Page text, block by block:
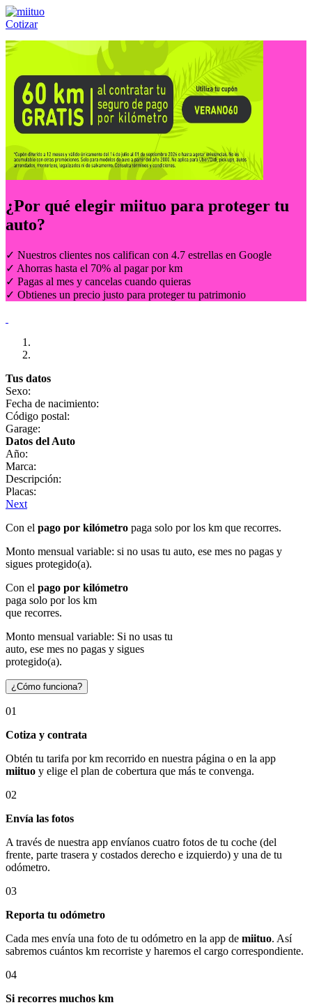
Cotizar
Llámanos al:(55) 84-21-05-00 ó
¿Por qué elegir miituo para proteger tu
auto?
✓ Nuestros clientes nos califican con 4.7 estrellas en Google
✓ Ahorras hasta el 70% al pagar por km
✓ Pagas al mes y cancelas cuando quieras
✓ Obtienes un precio justo para proteger tu patrimonio
Tus datos
Sexo:
Fecha de nacimiento:
Código postal:
Garage:
Datos del Auto
Año:
Marca:
Descripción:
Placas:
Next
Con el pago por kilómetro paga solo por los km que recorres.
Monto mensual variable: si no usas tu auto, ese mes no pagas y
sigues protegido(a).
Con el pago por kilómetro
paga solo por los km
que recorres.
Monto mensual variable: Si no usas tu
auto, ese mes no pagas y sigues
protegido(a).
¿Cómo funciona?
01
Cotiza y contrata
Obtén tu tarifa por km recorrido en nuestra página o en la app
miituo y elige el plan de cobertura que más te convenga.
02
Envía las fotos
A través de nuestra app envíanos cuatro fotos de tu coche (del
frente, parte trasera y costados derecho e izquierdo) y una de tu
odómetro.
03
Reporta tu odómetro
Cada mes envía una foto de tu odómetro en la app de miituo. Así
sabremos cuántos km recorriste y haremos el cargo correspondiente.
04
Si recorres muchos km